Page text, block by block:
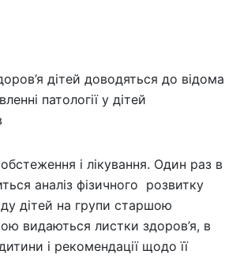
дітей доводяться до відома
патології у дітей
і лікування. Один раз в
аналіз фізичного розвитку
дітей на групи старшою
видаються листки здоров’я, в
і рекомендації щодо її